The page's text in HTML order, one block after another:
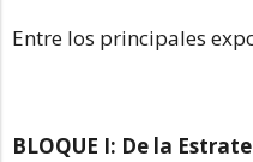
Entre los principales
BLOQUE I: De la